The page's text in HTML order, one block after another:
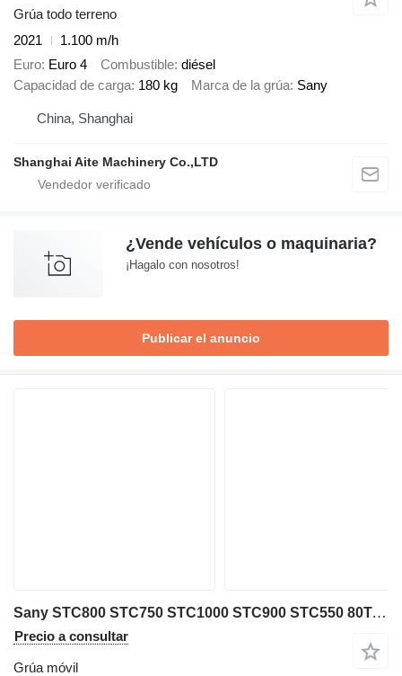
Grúa todo terreno
2021
1.100 m/h
Euro Euro 4 Combustible diésel
Capacidad de carga 180 kg Marca de la grúa Sany
China, Shanghai
Shanghai Aite Machinery Co.,LTD
¿Vende vehículos o maquinaria?
¡Hagalo con nosotros!
Publicar el anuncio
Sany STC800 STC750 STC1000 STC900 STC550 80Ton 75ton 100ton 90ton
Precio a consultar
Grúa móvil